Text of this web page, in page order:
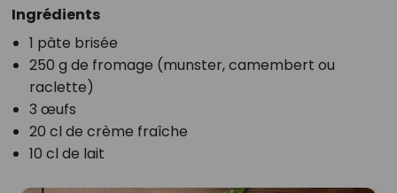
Ingrédients
1 pâte brisée
250 g de fromage (munster, camembert ou
raclette)
3 œufs
20 cl de crème fraîche
10 cl de lait